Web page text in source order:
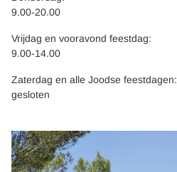
9.00-20.00
Vrijdag en vooravond feestdag:
9.00-14.00
Zaterdag en alle Joodse feestdagen:
gesloten